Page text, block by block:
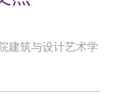
建筑与设计艺术学